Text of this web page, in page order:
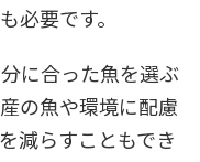
必要です。
に合った魚を選ぶ
の魚や環境に配慮
減らすこともでき